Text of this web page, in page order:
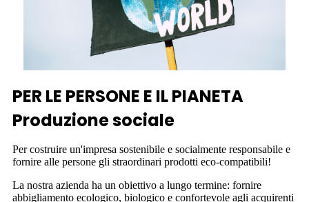
PER LE PERSONE E IL PIANETA
Produzione sociale
Per costruire un'impresa sostenibile e socialmente responsabile e
fornire alle persone gli straordinari prodotti eco-compatibili!
La nostra azienda ha un obiettivo a lungo termine: fornire
abbigliamento ecologico, biologico e confortevole agli acquirenti